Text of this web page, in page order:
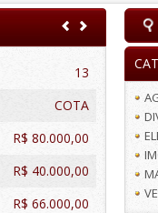
13
COTA
R$ 80.000,00
R$ 40.000,00
R$ 66.000,00